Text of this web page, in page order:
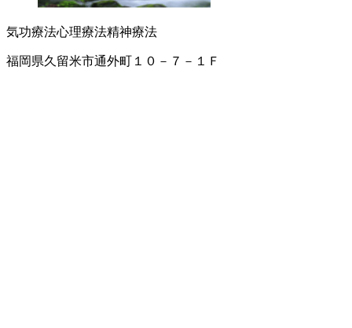
気功療法心理療法精神療法
福岡県久留米市通外町１０－７－１Ｆ